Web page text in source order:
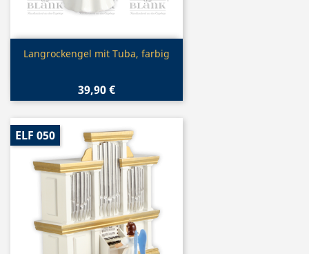
Vorschau
Langrockengel mit Tuba, farbig
39,90 €
ELF 050